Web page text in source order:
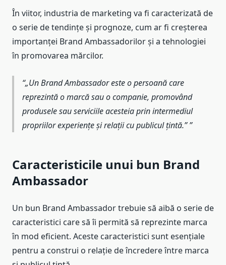
În viitor, industria de marketing va fi caracterizată de
o serie de tendințe și prognoze, cum ar fi creșterea
importanței Brand Ambassadorilor și a tehnologiei
în promovarea mărcilor.
„Un Brand Ambassador este o persoană care
reprezintă o marcă sau o companie, promovând
produsele sau serviciile acesteia prin intermediul
propriilor experiențe și relații cu publicul țintă.”
Caracteristicile unui bun Brand
Ambassador
Un bun Brand Ambassador trebuie să aibă o serie de
caracteristici care să îi permită să reprezinte marca
în mod eficient. Aceste caracteristici sunt esențiale
pentru a construi o relație de încredere între marca